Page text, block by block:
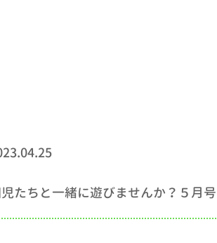
たちと一緒に遊びませんか？５月